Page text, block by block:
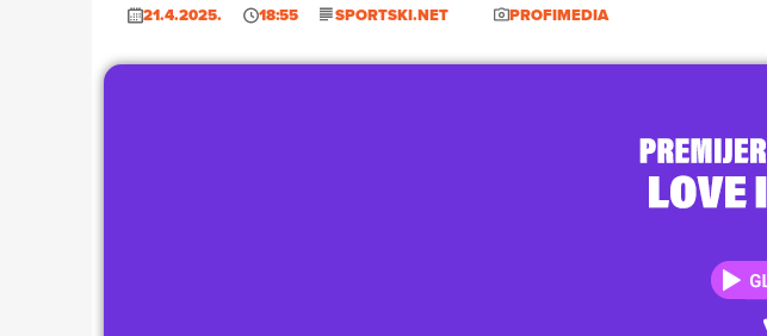
21.4.2025. 18:55 SPORTSKI.NET PROFIMEDIA